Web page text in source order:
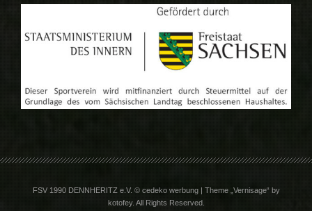
FSV 1990 DENNHERITZ e.V. © cedeko werbung | Theme „Vernisage“ by
kotofey. All Rights Reserved.